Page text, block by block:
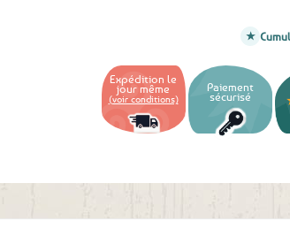
Expédition le
jour même
(voir conditions)
Paiement
sécurisé